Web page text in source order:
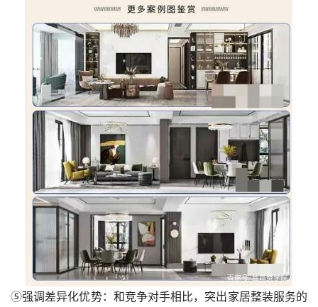
⑤强调差异化优势：和竞争对手相比，突出家居整装服务的